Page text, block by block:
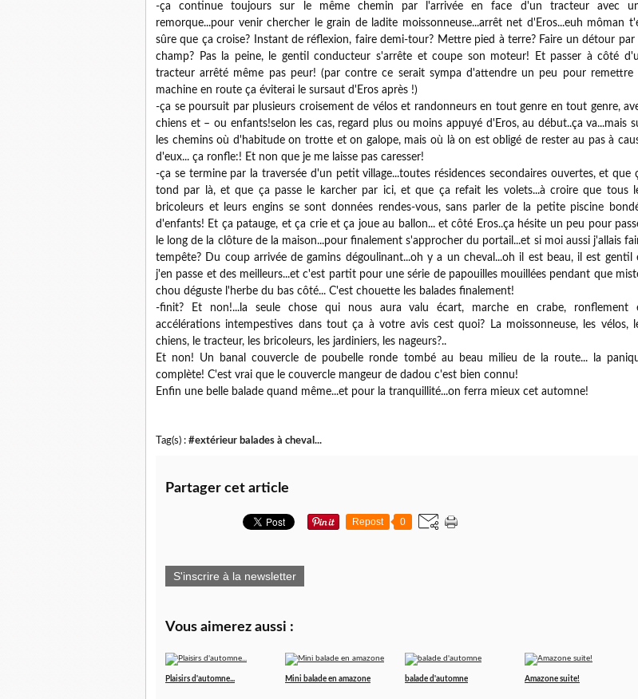
-ça continue toujours sur le même chemin par l'arrivée en face d'un tracteur avec
remorque...pour venir chercher le grain de ladite moissonneuse...arrêt net d'Eros...euh môman
sûre que ça croise? Instant de réflexion, faire demi-tour? Mettre pied à terre? Faire un détour par
champ? Pas la peine, le gentil conducteur s'arrête et coupe son moteur! Et passer à côté
tracteur arrêté même pas peur! (par contre ce serait sympa d'attendre un peu pour remettre
machine en route ça éviterai le sursaut d'Eros après !)
-ça se poursuit par plusieurs croisement de vélos et randonneurs en tout genre en tout genre,
chiens et – ou enfants!selon les cas, regard plus ou moins appuyé d'Eros, au début..ça va...mais
les chemins où d'habitude on trotte et on galope, mais où là on est obligé de rester au pas à
d'eux... ça ronfle:! Et non que je me laisse pas caresser!
-ça se termine par la traversée d'un petit village...toutes résidences secondaires ouvertes, et que
tond par là, et que ça passe le karcher par ici, et que ça refait les volets...à croire que tous
bricoleurs et leurs engins se sont données rendes-vous, sans parler de la petite piscine
d'enfants! Et ça patauge, et ça crie et ça joue au ballon... et côté Eros..ça hésite un peu pour
le long de la clôture de la maison...pour finalement s'approcher du portail...et si moi aussi j'allais
tempête? Du coup arrivée de gamins dégoulinant...oh y a un cheval...oh il est beau, il est gentil
j'en passe et des meilleurs...et c'est partit pour une série de papouilles mouillées pendant que
chou déguste l'herbe du bas côté... C'est chouette les balades finalement!
-finit? Et non!...la seule chose qui nous aura valu écart, marche en crabe, ronflement
accélérations intempestives dans tout ça à votre avis cest quoi? La moissonneuse, les vélos,
chiens, le tracteur, les bricoleurs, les jardiniers, les nageurs?..
Et non! Un banal couvercle de poubelle ronde tombé au beau milieu de la route... la
complète! C'est vrai que le couvercle mangeur de dadou c'est bien connu!
Enfin une belle balade quand même...et pour la tranquillité...on ferra mieux cet automne!
Tag(s) : #extérieur balades à cheval...
Partager cet article
Repost 0
S'inscrire à la newsletter
Vous aimerez aussi :
Plaisirs d'automne... Mini balade en amazone balade d'automne Amazone suite!